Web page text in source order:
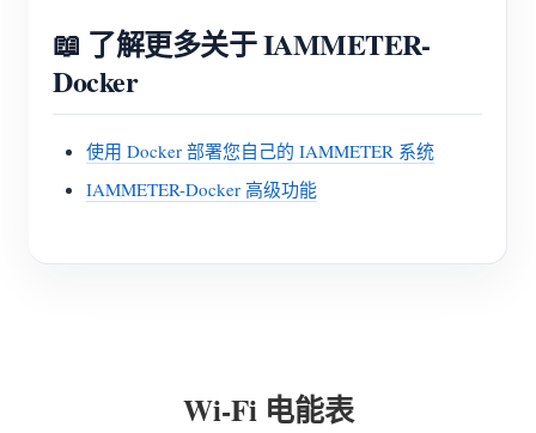
📖 了解更多关于 IAMMETER-
Docker
使用 Docker 部署您自己的 IAMMETER 系统
IAMMETER-Docker 高级功能
Wi-Fi 电能表